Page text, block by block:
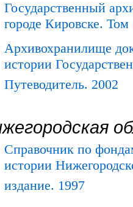
Государственный
городе Кировске.
Архивохранилище
истории
Путеводитель. 2002
Справочник по
истории
издание. 1997